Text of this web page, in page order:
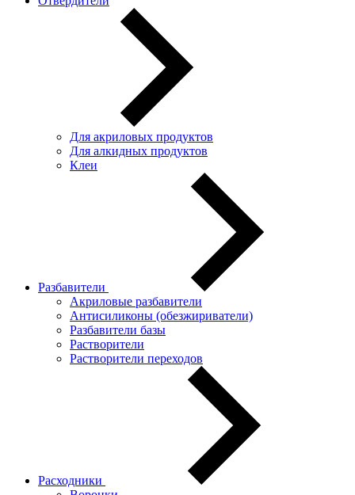
Для акриловых продуктов
Для алкидных продуктов
Клеи
Разбавители
Акриловые разбавители
Антисиликоны (обезжириватели)
Разбавители базы
Растворители
Растворители переходов
Расходники